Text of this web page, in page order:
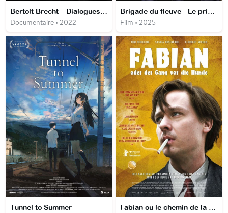
Bertolt Brecht – Dialogues d'exilés
Documentaire • 2022
Brigade du fleuve - Le prix à payer
Film • 2025
Tunnel to Summer Fabian ou le chemin de la décadence